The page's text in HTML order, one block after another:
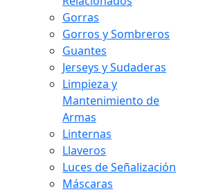
Gorras
Gorros y Sombreros
Guantes
Jerseys y Sudaderas
Limpieza y
Mantenimiento de
Armas
Linternas
Llaveros
Luces de Señalización
Máscaras